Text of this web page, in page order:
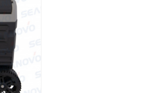
Дистанционное